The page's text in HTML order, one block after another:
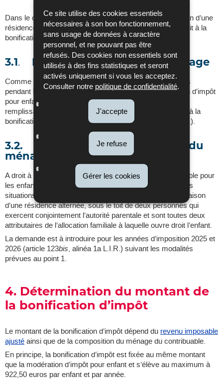
Ce site utilise des cookies essentiels
nécessaires à son bon fonctionnement,
sans usage de données à caractère
personnel, et ne pouvant pas être
refusés. Des cookies non essentiels sont
utilisés à des fins statistiques et seront
activés uniquement si vous les acceptez.
Consulter notre politique de confidentialité.
J'accepte
Je refuse
Gérer les cookies
Dans le cas d’enfants qui vivent alternativement, en raison d’une
résidence alternée, sous le toit de deux personnes, le droit à la
bonification d’impôt sur demande est fixé comme suit :
3.1. Enfant faisant partie du ménage
Comme l’enfant appartenait au ménage des deux parents
pendant l’année à la fin de laquelle le droit à la modération d’impôt
pour enfant a expiré, ceux-ci désignent conjointement en
remplissant le
, par année celui qui aura droit à la
bonification d’impôt (article 123bis, alinéa 2, lettre c) L.I.R.).
3.2. Enfant ne faisant pas partie du
ménage
A droit à la bonification d’impôt sur demande, le contribuable pour
les enfants qui ne font pas partie de son ménage, dans les
situations spéciales où un enfant vit alternativement, en raison
d’une résidence alternée, sous le toit de deux personnes qui
exercent conjointement l’autorité parentale et sont toutes deux
attributaires de l’allocation familiale à laquelle ouvre droit l’enfant.
La demande est à introduire pour les années d’imposition 2025 et
2026 (article 123bis, alinéa 1a L.I.R.) suivant les modalités
prévues au point 1.
4. Détermination du montant de
la bonification d’impôt
Le montant de la bonification d’impôt dépend du revenu imposable
ajusté ainsi que de la composition du ménage du contribuable.
En principe, la bonification d’impôt est fixée au même montant
que la modération d’impôt pour enfant et s’élève au maximum à
922,50 euros par enfant et par année.